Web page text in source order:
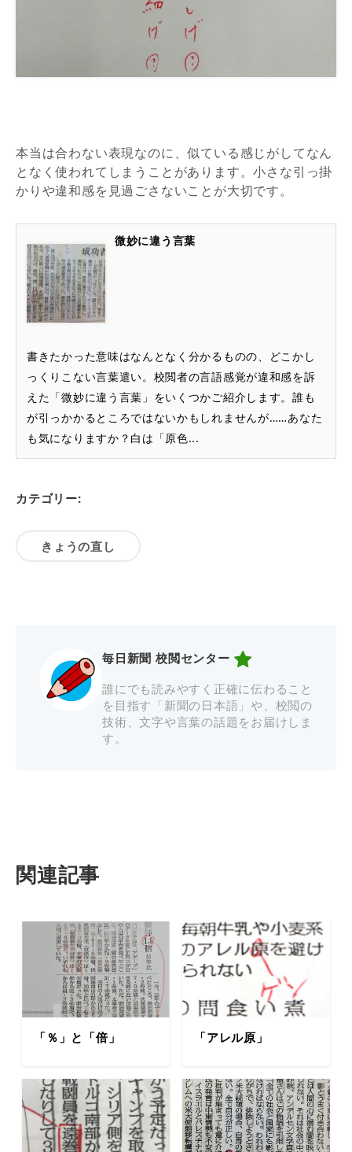
本当は合わない表現なのに、似ている感じがしてなん
となく使われてしまうことがあります。小さな引っ掛
かりや違和感を見過ごさないことが大切です。
微妙に違う言葉
書きたかった意味はなんとなく分かるものの、どこかし
っくりこない言葉遣い。校閲者の言語感覚が違和感を訴
えた「微妙に違う言葉」をいくつかご紹介します。誰も
が引っかかるところではないかもしれませんが……あなた
も気になりますか？白は「原色...
カテゴリー:
きょうの直し
毎日新聞 校閲センター
誰にでも読みやすく正確に伝わること
を目指す「新聞の日本語」や、校閲の
技術、文字や言葉の話題をお届けしま
す。
関連記事
「％」と「倍」 「アレル原」